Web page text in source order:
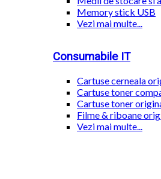
Memory stick USB
Vezi mai multe...
Consumabile IT
Cartuse cerneala
Cartuse toner
Cartuse toner
Filme & riboane
Vezi mai multe...